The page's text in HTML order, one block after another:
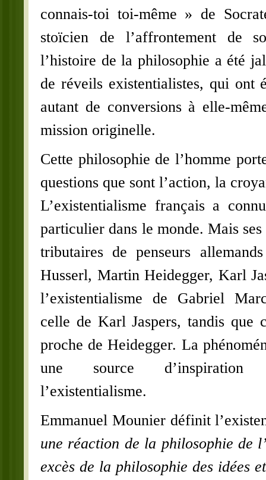
connais-toi toi-même » de
stoïcien de l’affrontement de
l’histoire de la philosophie a été
de réveils existentialistes, qui ont
autant de conversions à elle-
mission originelle.
Cette philosophie de l’homme
questions que sont l’action, la
L’existentialisme français a
particulier dans le monde. Mais ses
tributaires de penseurs
Husserl, Martin Heidegger, Karl
l’existentialisme de Gabriel
celle de Karl Jaspers, tandis que
proche de Heidegger. La
une source d’inspiration
l’existentialisme.
Emmanuel Mounier définit
une réaction de la philosophie de
excès de la philosophie des idées